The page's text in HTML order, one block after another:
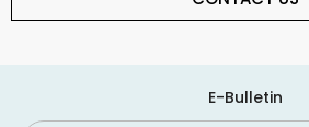
E-Bulletin